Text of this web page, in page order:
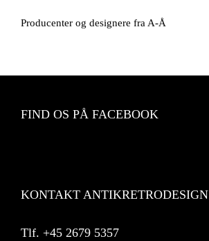
Producenter og designere fra A-Å
FIND OS PÅ FACEBOOK
KONTAKT ANTIKRETRODESIGN
Tlf. +45 2679 5357